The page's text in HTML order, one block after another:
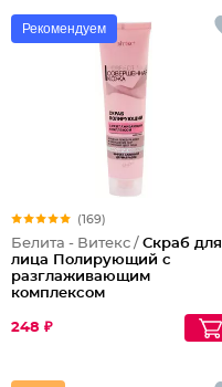
Рекомендуем
(169)
Белита - Витекс / Скраб для
лица Полирующий c
разглаживающим
комплексом
248 ₽